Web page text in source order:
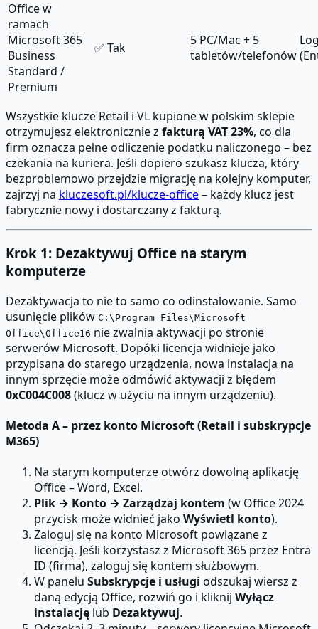
Office w
ramach
Microsoft 365
Business
Standard /
Premium
✅ Tak
5 PC/Mac + 5
tabletów/telefonów
Wszystkie klucze Retail i VL kupione w polskim sklepie
otrzymujesz elektronicznie z fakturą VAT 23%, co dla
firm oznacza pełne odliczenie podatku naliczonego – bez
czekania na kuriera. Jeśli dopiero szukasz klucza, który
bezproblemowo przejdzie migrację na kolejny komputer,
zajrzyj na kluczesoft.pl/klucze-office– każdy klucz jest
fabrycznie nowy i dostarczany z fakturą.
Krok 1: Dezaktywuj Office na starym
komputerze
Dezaktywacja to nie to samo co odinstalowanie. Samo
usunięcie plików C:\Program Files\Microsoft
Office\Office16 nie zwalnia aktywacji po stronie
serwerów Microsoft. Dopóki licencja widnieje jako
przypisana do starego urządzenia, nowa instalacja na
innym sprzęcie może odmówić aktywacji z błędem
0xC004C008(klucz w użyciu na innym urządzeniu).
Metoda A – przez konto Microsoft (Retail i subskrypcje
M365)
Na starym komputerze otwórz dowolną aplikację
Office – Word, Excel.
Plik → Konto → Zarządzaj kontem (w Office 2024
przycisk może widnieć jako Wyświetl konto).
Zaloguj się na konto Microsoft powiązane z
licencją. Jeśli korzystasz z Microsoft 365 przez Entra
ID (firma), zaloguj się kontem służbowym.
W panelu Subskrypcje i usługi odszukaj wiersz z
daną edycją Office, rozwiń go i kliknij Wyłącz
instalację lub Dezaktywuj.